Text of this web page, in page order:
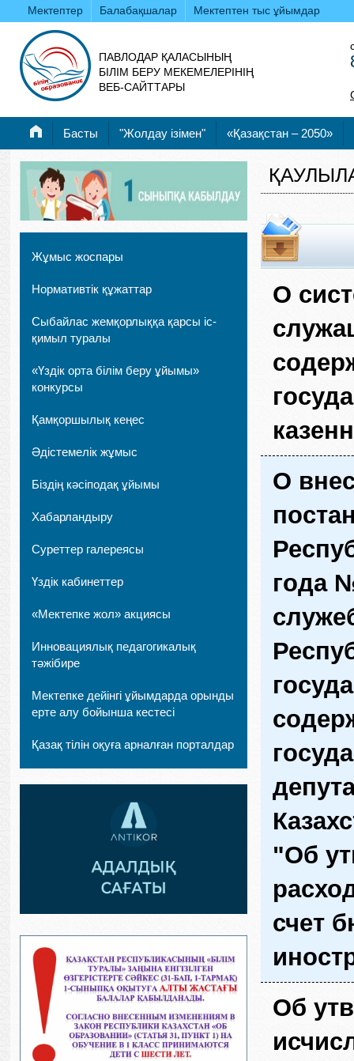
Мектептер Балабақшалар Мектептен тыс ұйымдар
ПАВЛОДАР ҚАЛАСЫНЫҢ
БІЛІМ БЕРУ МЕКЕМЕЛЕРІНІҢ
ВЕБ-САЙТТАРЫ
Басты "Жолдау ізімен" «Қазақстан – 2050»
Жұмыс жоспары
Нормативтік құжаттар
Сыбайлас жемқорлыққа қарсы іс-
қимыл туралы
«Үздік орта білім беру ұйымы»
конкурсы
Қамқоршылық кеңес
Әдістемелік жұмыс
Біздің кәсіподақ ұйымы
Хабарландыру
Суреттер галереясы
Үздік кабинеттер
«Мектепке жол» акциясы
Инновациялық педагогикалық
тәжібире
Мектепке дейінгі ұйымдарда орынды
ерте алу бойынша кестесі
Қазақ тілін оқуға арналған порталдар
О
О
года
"Об
счет
Об